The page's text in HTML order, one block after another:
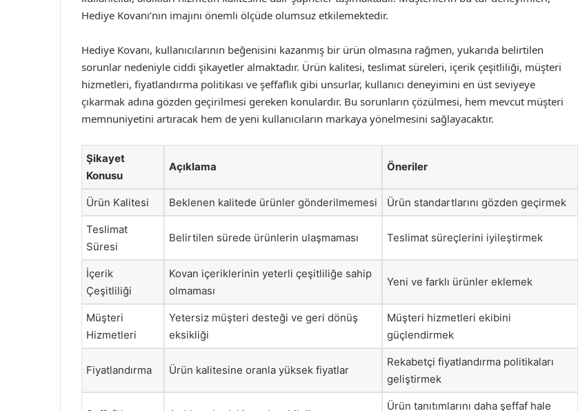
Hediye Kovanı’nın imajını önemli ölçüde olumsuz etkilemektedir.
Hediye Kovanı, kullanıcılarının beğenisini kazanmış bir ürün olmasına rağmen, yukarıda belirtilen
sorunlar nedeniyle ciddi şikayetler almaktadır. Ürün kalitesi, teslimat süreleri, içerik çeşitliliği, müşteri
hizmetleri, fiyatlandırma politikası ve şeffaflık gibi unsurlar, kullanıcı deneyimini en üst seviyeye
çıkarmak adına gözden geçirilmesi gereken konulardır. Bu sorunların çözülmesi, hem mevcut müşteri
memnuniyetini artıracak hem de yeni kullanıcıların markaya yönelmesini sağlayacaktır.
Şikayet
Konusu
Açıklama Öneriler
Ürün Kalitesi Beklenen kalitede ürünler gönderilmemesi Ürün standartlarını gözden geçirmek
Teslimat
Süresi
Belirtilen sürede ürünlerin ulaşmaması Teslimat süreçlerini iyileştirmek
İçerik
Çeşitliliği
Kovan içeriklerinin yeterli çeşitliliğe sahip
olmaması
Yeni ve farklı ürünler eklemek
Müşteri
Hizmetleri
Yetersiz müşteri desteği ve geri dönüş
eksikliği
Müşteri hizmetleri ekibini
güçlendirmek
Fiyatlandırma Ürün kalitesine oranla yüksek fiyatlar
Rekabetçi fiyatlandırma politikaları
geliştirmek
Ürün tanıtımlarını daha şeffaf hale